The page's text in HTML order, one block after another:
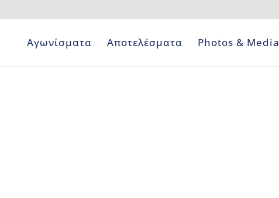
Αγωνίσματα Αποτελέσματα Photos & Media